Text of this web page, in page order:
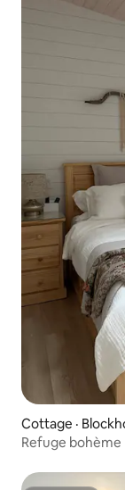
Cottage ·
Refuge bohème